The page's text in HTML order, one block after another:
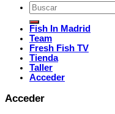
Fish In Madrid
Team
Fresh Fish TV
Tienda
Taller
Acceder
Acceder